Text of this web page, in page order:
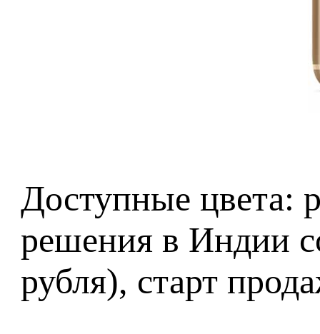
Доступные цвета:
решения в Индии
рубля), старт